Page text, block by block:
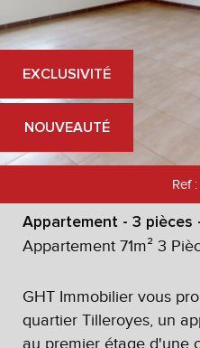
EXCLUSIVITÉ
NOUVEAUTÉ
Ref
Appartement - 3 pièces
Appartement 71m² 3
GHT Immobilier vous
quartier Tilleroyes, un
au premier étage d'une